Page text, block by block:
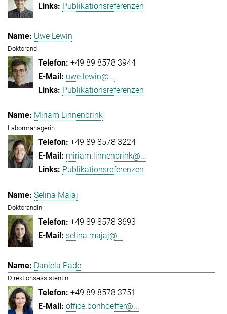
Publikationsreferenzen
Uwe Lewin
Doktorand
+49 89 8578 3944
uwe.lewin@...
Publikationsreferenzen
Miriam Linnenbrink
Labormanagerin
+49 89 8578 3224
miriam.linnenbrink@...
Publikationsreferenzen
Selina Majaj
Doktorandin
+49 89 8578 3693
selina.majaj@...
Daniela Pade
Direktionsassistentin
+49 89 8578 3751
office.bonhoeffer@...